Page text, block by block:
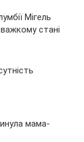
Мігель
стані
мама-